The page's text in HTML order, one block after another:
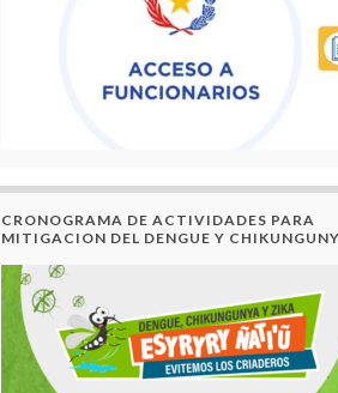
CRONOGRAMA DE ACTIVIDADES PARA
MITIGACION DEL DENGUE Y